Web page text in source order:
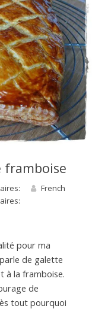
framboise
French
pour ma
de galette
à la framboise.
de
tout pourquoi